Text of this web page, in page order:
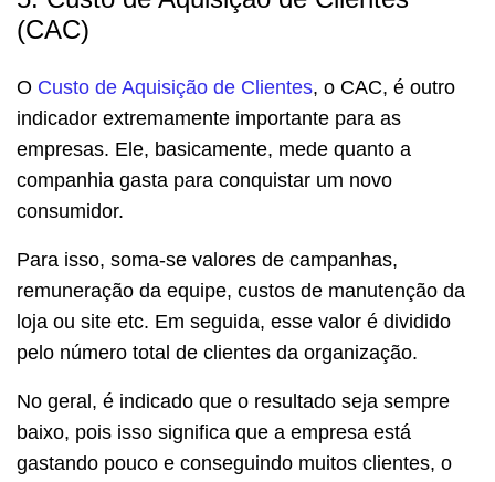
(CAC)
O Custo de Aquisição de Clientes, o CAC, é outro
indicador extremamente importante para as
empresas. Ele, basicamente, mede quanto a
companhia gasta para conquistar um novo
consumidor.
Para isso, soma-se valores de campanhas,
remuneração da equipe, custos de manutenção da
loja ou site etc. Em seguida, esse valor é dividido
pelo número total de clientes da organização.
No geral, é indicado que o resultado seja sempre
baixo, pois isso significa que a empresa está
gastando pouco e conseguindo muitos clientes, o